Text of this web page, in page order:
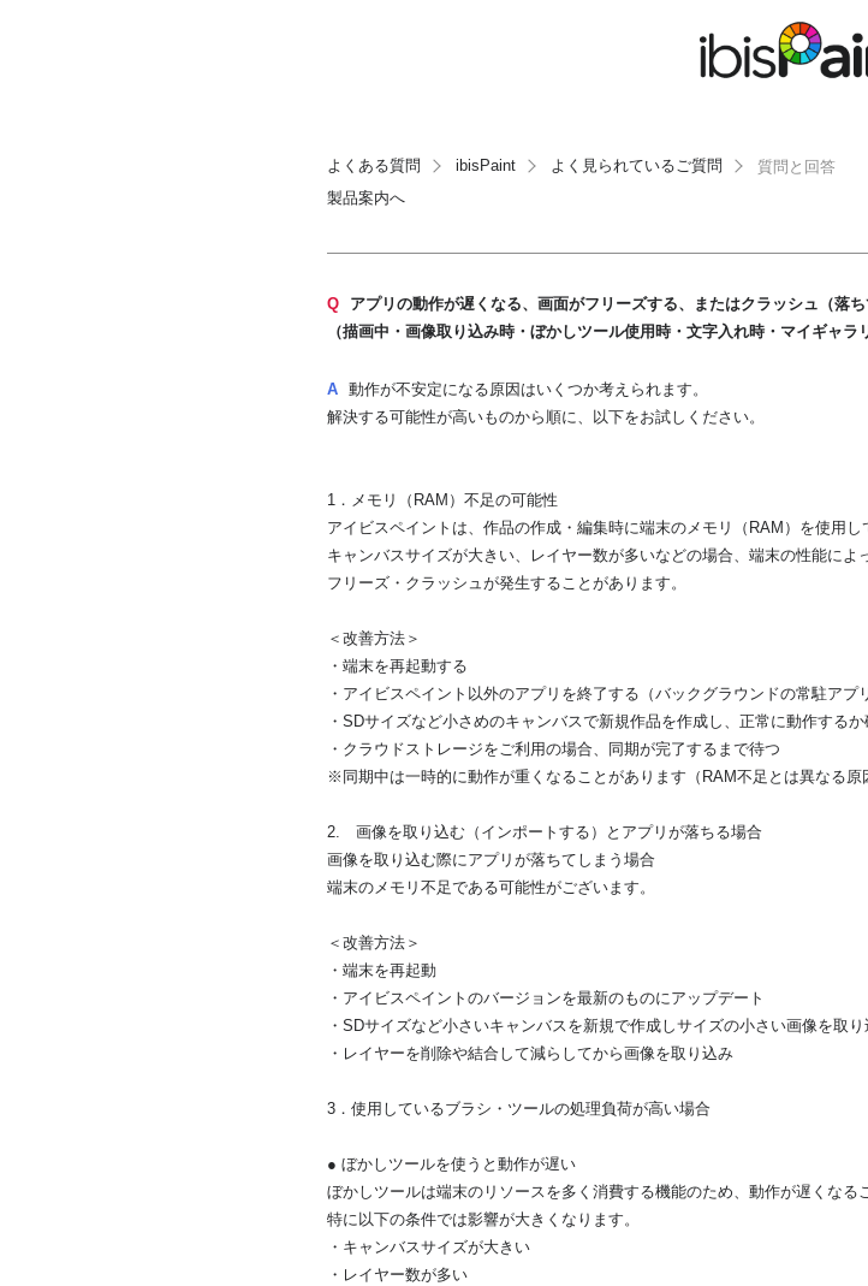
よくある質問 ibisPaint よく見られているご質問
質問と回答
製品案内へ
Q
アプリの動作が遅くなる、画面がフリーズする、またはクラッシュ（落
（描画中・画像取り込み時・ぼかしツール使用時・文字入れ時・マイギャラ
A 動作が不安定になる原因はいくつか考えられます。
解決する可能性が高いものから順に、以下をお試しください。
1．メモリ（RAM）不足の可能性
アイビスペイントは、作品の作成・編集時に端末のメモリ（RAM）を使用し
キャンバスサイズが大きい、レイヤー数が多いなどの場合、端末の性能によ
フリーズ・クラッシュが発生することがあります。
＜改善方法＞
・端末を再起動する
・アイビスペイント以外のアプリを終了する（バックグラウンドの常駐アプ
・SDサイズなど小さめのキャンバスで新規作品を作成し、正常に動作するか
・クラウドストレージをご利用の場合、同期が完了するまで待つ
※同期中は一時的に動作が重くなることがあります（RAM不足とは異なる原
2. 画像を取り込む（インポートする）とアプリが落ちる場合
画像を取り込む際にアプリが落ちてしまう場合
端末のメモリ不足である可能性がございます。
＜改善方法＞
・端末を再起動
・アイビスペイントのバージョンを最新のものにアップデート
・SDサイズなど小さいキャンバスを新規で作成しサイズの小さい画像を取り
・レイヤーを削除や結合して減らしてから画像を取り込み
3．使用しているブラシ・ツールの処理負荷が高い場合
● ぼかしツールを使うと動作が遅い
ぼかしツールは端末のリソースを多く消費する機能のため、動作が遅くなる
特に以下の条件では影響が大きくなります。
・キャンバスサイズが大きい
・レイヤー数が多い